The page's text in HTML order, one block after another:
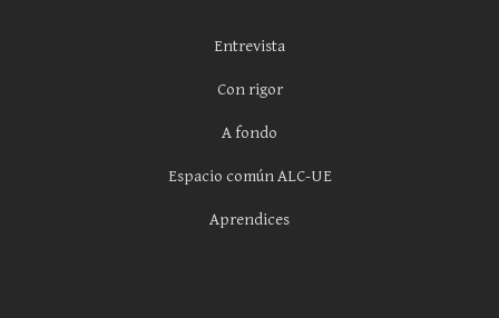
Entrevista
Con rigor
A fondo
Espacio común ALC-UE
Aprendices